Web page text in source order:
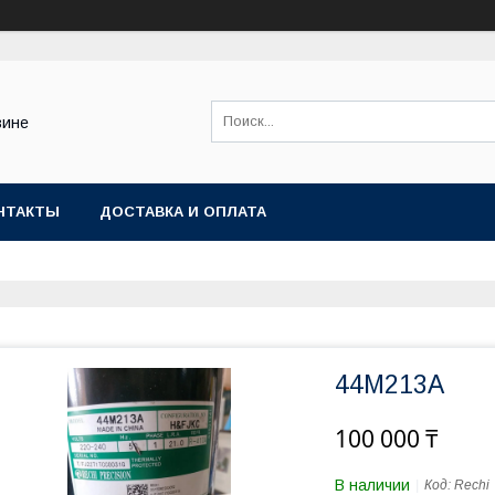
ДОСТАВКА И ОПЛАТА
44M213A
100 000 ₸
В наличии Код: Rechi